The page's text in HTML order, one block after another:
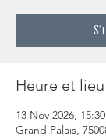
Heure et lieu
13 Nov 2026,
Grand Palais,